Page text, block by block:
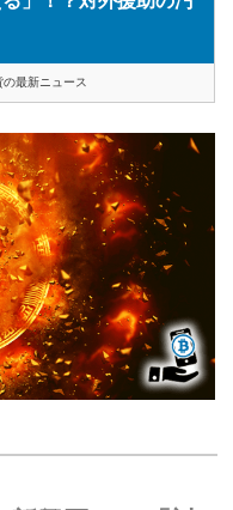
の最新ニュース